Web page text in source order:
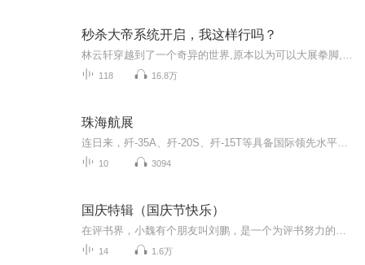
秒杀大帝系统开启，我这样行吗？
118 16.8万
珠海航展
10 3094
国庆特辑（国庆节快乐）
14 1.6万